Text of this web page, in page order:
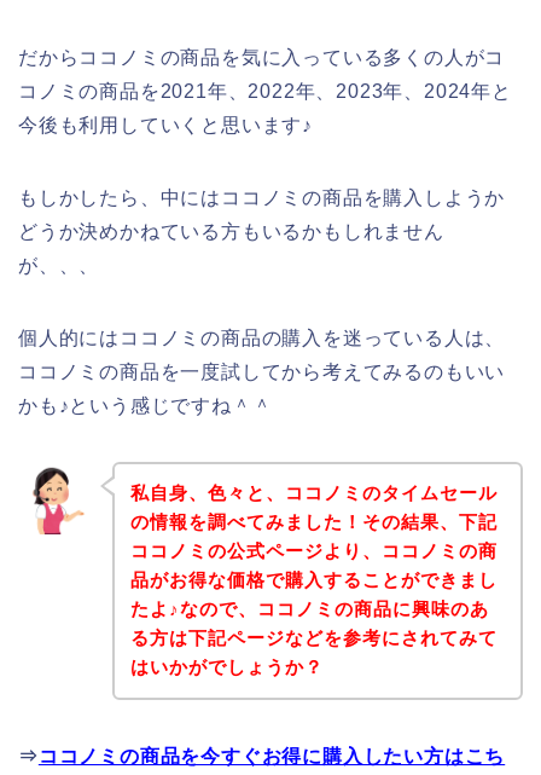
だからココノミの商品を気に入っている多くの人がコ
コノミの商品を2021年、2022年、2023年、2024年と
今後も利用していくと思います♪
もしかしたら、中にはココノミの商品を購入しようか
どうか決めかねている方もいるかもしれません
が、、、
個人的にはココノミの商品の購入を迷っている人は、
ココノミの商品を一度試してから考えてみるのもいい
かも♪という感じですね＾＾
私自身、色々と、ココノミのタイムセール
の情報を調べてみました！その結果、下記
ココノミの公式ページより、ココノミの商
品がお得な価格で購入することができまし
たよ♪なので、ココノミの商品に興味のあ
る方は下記ページなどを参考にされてみて
はいかがでしょうか？
⇒ ココノミの商品を今すぐお得に購入したい方はこち